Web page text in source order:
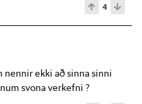
4
ekki að sinna sinni
svona verkefni ?